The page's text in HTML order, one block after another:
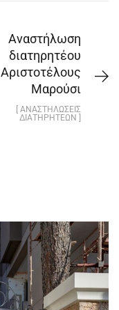
Αναστήλωση
διατηρητέου
Αριστοτέλους
Μαρούσι
[ ΑΝΑΣΤΗΛΏΣΕΙΣ
ΔΙΑΤΗΡΗΤΈΩΝ ]